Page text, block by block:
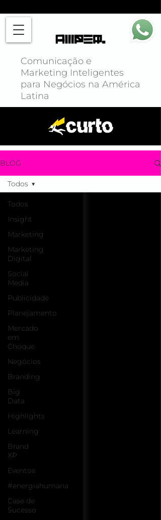
Comunicação e
Marketing Inteligentes
para Negócios na América
Latina
BLOG
Todos
Insight
Marketing
Marketing
Digital
Social
Media
Publicidade
Planejamento
Mercado
em
Choque
Negócios
Branding
Big
Data
Highlights
Learning
Brand
XP
Eventos
#energiahumana
Case de
Sucesso
Todos